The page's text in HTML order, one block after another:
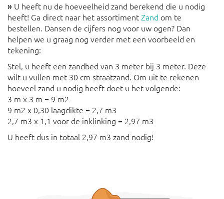
» U heeft nu de hoeveelheid zand berekend die u nodig
heeft! Ga direct naar het assortimentZand om te
bestellen. Dansen de cijfers nog voor uw ogen? Dan
helpen we u graag nog verder met een voorbeeld en
tekening:
Stel, u heeft een zandbed van 3 meter bij 3 meter. Deze
wilt u vullen met 30 cm straatzand. Om uit te rekenen
hoeveel zand u nodig heeft doet u het volgende:
3 m x 3 m = 9 m2
9 m2 x 0,30 laagdikte = 2,7 m3
2,7 m3 x 1,1 voor de inklinking = 2,97 m3
U heeft dus in totaal 2,97 m3 zand nodig!